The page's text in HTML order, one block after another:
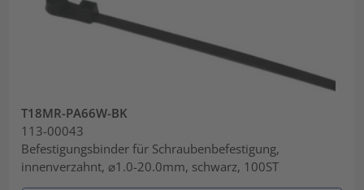
T18MR-PA66W-BK
113-00043
Befestigungsbinder für Schraubenbefestigung,
innenverzahnt, ⌀1.0-20.0mm, schwarz, 100ST